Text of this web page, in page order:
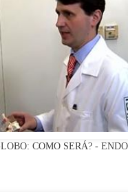
COMO SERÁ? -